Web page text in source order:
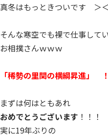
真冬はもっときついです ＞＜
そんな寒空でも裸で仕事して
お相撲さんｗｗｗ
「稀勢の里関の横綱昇進」
まずは何はともあれ
おめでとうございます ！！！
実に19年ぶりの